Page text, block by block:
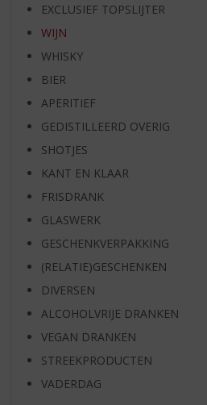
EXCLUSIEF TOPSLIJTER
WIJN
WHISKY
BIER
APERITIEF
GEDISTILLEERD OVERIG
SHOTJES
KANT EN KLAAR
FRISDRANK
GLASWERK
GESCHENKVERPAKKING
(RELATIE)GESCHENKEN
DIVERSEN
ALCOHOLVRIJE DRANKEN
VEGAN DRANKEN
STREEKPRODUCTEN
VADERDAG